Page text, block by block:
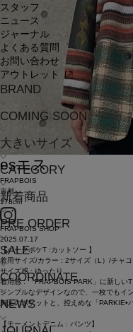
スタッフ
ニュース
ジャーナル
よくある質問
お問い合わせ
アウトレット
BRAND
COMING SOON
大きいサイズ
CATEGORY
新着商品
PRE ORDER
SALE
COORDINATE
NEWS
esエス
FRAPBOIS
京都
178cm
FRAPBOIS SHOP
2025.07.17
【パークポケT :カットソー 】
着用サイズ/カラー : 2サイズ（L）/チャ
サイズ感 : ゆったり
着用感 : 「FRAPBOIS PARK」に新しいT
シンプルなデザインなので、一枚でもイ
胸元のポケットと、控えめな「PARKIE•
【モーメントデニム : パンツ】